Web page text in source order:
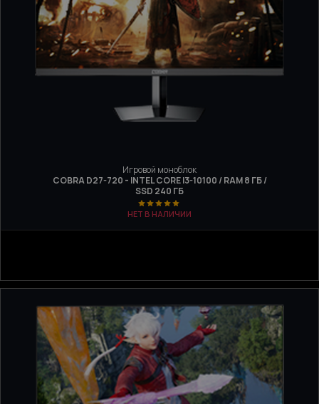
Игровой моноблок
COBRA D27-720 - INTEL CORE I3-10100 / RAM 8 ГБ /
SSD 240 ГБ
НЕТ В НАЛИЧИИ